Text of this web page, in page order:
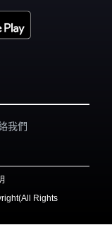
我們
Rights